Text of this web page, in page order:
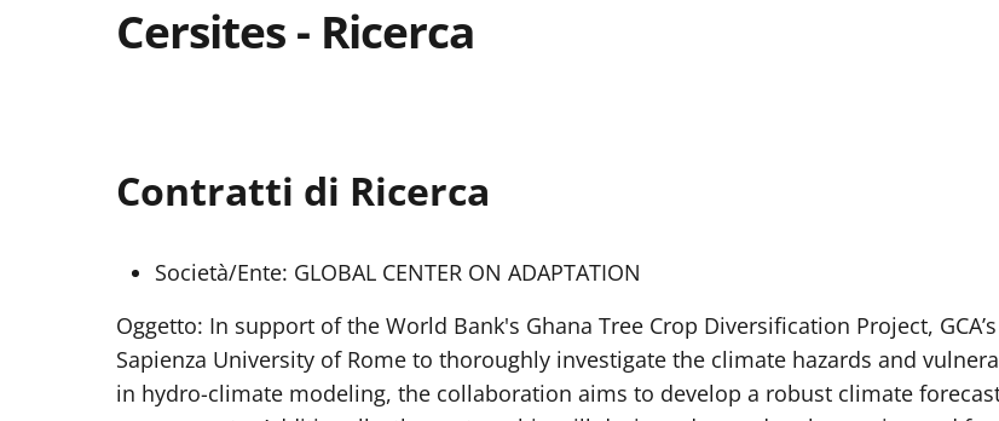
Cersites - Ricerca
Contratti di Ricerca
Società/Ente: GLOBAL CENTER ON ADAPTATION
Oggetto: In support of the World Bank's Ghana Tree Crop Diversification Project,
Sapienza University of Rome to thoroughly investigate the climate hazards and
in hydro-climate modeling, the collaboration aims to develop a robust climate